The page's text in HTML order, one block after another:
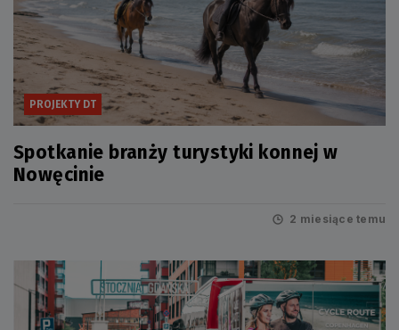
PROJEKTY DT
Spotkanie branży turystyki konnej w
Nowęcinie
2 miesiące temu